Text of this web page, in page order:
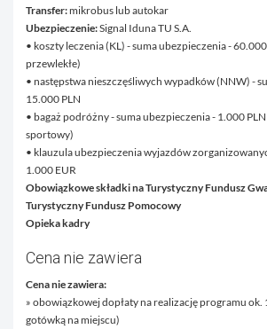
Transfer:mikrobus lub autokar
Ubezpieczenie:Signal Iduna TU S.A.
• koszty leczenia (KL) - suma ubezpieczenia -
przewlekłe)
• następstwa nieszczęśliwych wypadków (NNW) -
15.000 PLN
• bagaż podróżny - suma ubezpieczenia - 1.000
sportowy)
• klauzula ubezpieczenia wyjazdów
1.000 EUR
Obowiązkowe składki na Turystyczny Fundusz
Turystyczny Fundusz Pomocowy
Opieka kadry
Cena nie zawiera
Cena nie zawiera:
» obowiązkowej dopłaty na realizację programu ok.
gotówką na miejscu)